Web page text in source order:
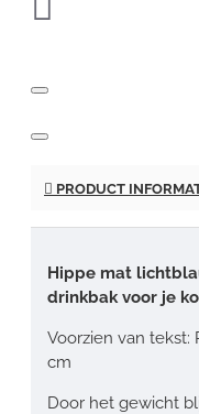
PRODUCT
Hippe mat
drinkbak voor je
Voorzien van tekst:
cm
Door het gewicht